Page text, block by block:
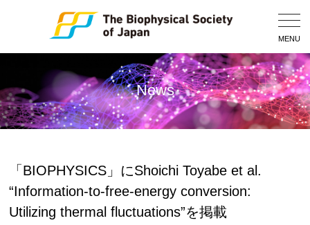
MENU
News
「BIOPHYSICS」にShoichi Toyabe et al.
“Information-to-free-energy conversion:
Utilizing thermal fluctuations”を掲載